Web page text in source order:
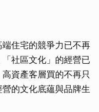
住宅的競爭力已不再
社區文化」的經營已
資產客層買的不再只
的文化底蘊與品牌生